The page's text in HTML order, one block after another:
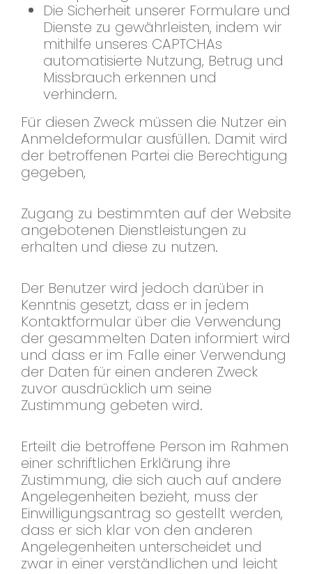
Die Sicherheit unserer Formulare und
Dienste zu gewährleisten, indem wir
mithilfe unseres CAPTCHAs
automatisierte Nutzung, Betrug und
Missbrauch erkennen und
verhindern.
Für diesen Zweck müssen die Nutzer ein
Anmeldeformular ausfüllen. Damit wird
der betroffenen Partei die Berechtigung
gegeben,
Zugang zu bestimmten auf der Website
angebotenen Dienstleistungen zu
erhalten und diese zu nutzen.
Der Benutzer wird jedoch darüber in
Kenntnis gesetzt, dass er in jedem
Kontaktformular über die Verwendung
der gesammelten Daten informiert wird
und dass er im Falle einer Verwendung
der Daten für einen anderen Zweck
zuvor ausdrücklich um seine
Zustimmung gebeten wird.
Erteilt die betroffene Person im Rahmen
einer schriftlichen Erklärung ihre
Zustimmung, die sich auch auf andere
Angelegenheiten bezieht, muss der
Einwilligungsantrag so gestellt werden,
dass er sich klar von den anderen
Angelegenheiten unterscheidet und
zwar in einer verständlichen und leicht